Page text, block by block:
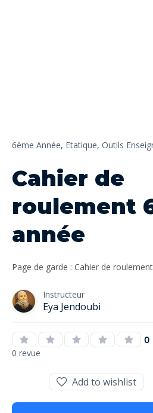
6ème Année, Etatique, Outils
Cahier de
roulement
année
Page de garde : Cahier de
Instructeur
Eya Jendoubi
0
0 revue
Add to wishlist